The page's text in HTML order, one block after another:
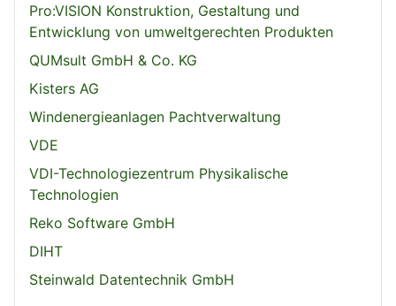
Pro:VISION Konstruktion, Gestaltung und
Entwicklung von umweltgerechten Produkten
QUMsult GmbH & Co. KG
Kisters AG
Windenergieanlagen Pachtverwaltung
VDE
VDI-Technologiezentrum Physikalische
Technologien
Reko Software GmbH
DIHT
Steinwald Datentechnik GmbH